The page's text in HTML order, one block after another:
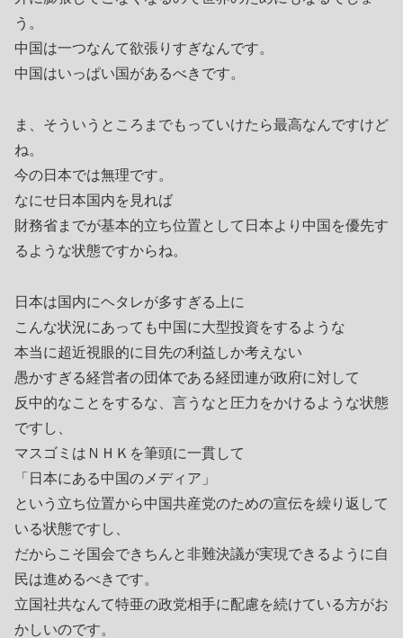
う。
中国は一つなんて欲張りすぎなんです。
中国はいっぱい国があるべきです。
ま、そういうところまでもっていけたら最高なんですけど
ね。
今の日本では無理です。
なにせ日本国内を見れば
財務省までが基本的立ち位置として日本より中国を優先す
るような状態ですからね。
日本は国内にヘタレが多すぎる上に
こんな状況にあっても中国に大型投資をするような
本当に超近視眼的に目先の利益しか考えない
愚かすぎる経営者の団体である経団連が政府に対して
反中的なことをするな、言うなと圧力をかけるような状態
ですし、
マスゴミはＮＨＫを筆頭に一貫して
「日本にある中国のメディア」
という立ち位置から中国共産党のための宣伝を繰り返して
いる状態ですし、
だからこそ国会できちんと非難決議が実現できるように自
民は進めるべきです。
立国社共なんて特亜の政党相手に配慮を続けている方がお
かしいのです。